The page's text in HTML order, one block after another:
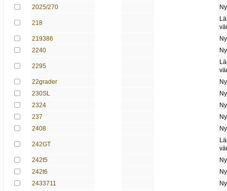
2025/270
218
219386
2240
2295
22grader
230SL
2324
237
2408
242GT
242t5
242t6
2433711